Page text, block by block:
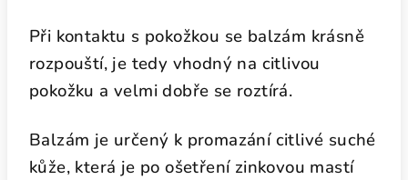
Při kontaktu s pokožkou se balzám krásně
rozpouští, je tedy vhodný na citlivou
pokožku a velmi dobře se roztírá.
Balzám je určený k promazání citlivé suché
kůže, která je po ošetření zinkovou mastí